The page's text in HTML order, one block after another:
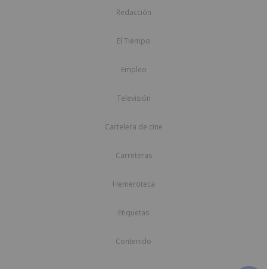
Redacción
El Tiempo
Empleo
Televisión
Cartelera de cine
Carreteras
Hemeroteca
Etiquetas
Contenido